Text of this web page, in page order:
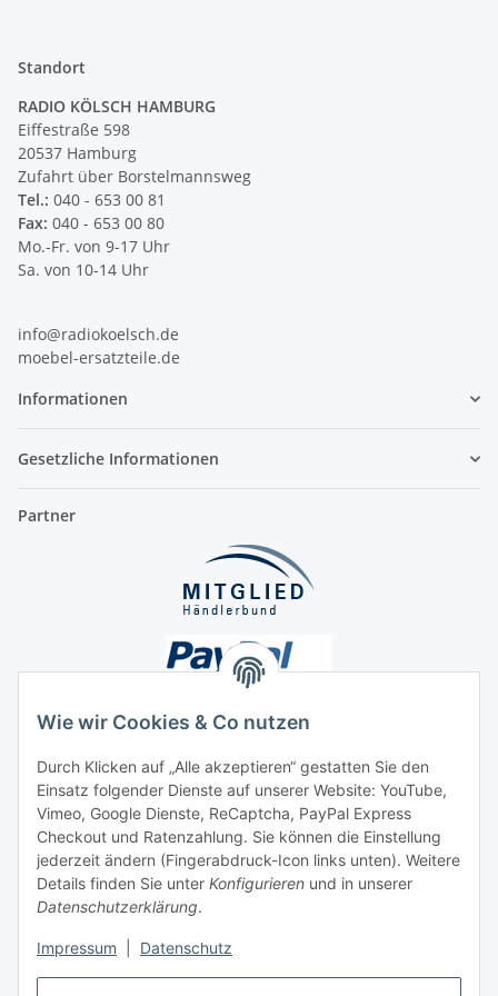
Wie wir Cookies & Co nutzen
Durch Klicken auf „Alle akzeptieren“ gestatten Sie den
Einsatz folgender Dienste auf unserer Website: YouTube,
Vimeo, Google Dienste, ReCaptcha, PayPal Express
Checkout und Ratenzahlung. Sie können die Einstellung
jederzeit ändern (Fingerabdruck-Icon links unten). Weitere
Details finden Sie unter Konfigurieren und in unserer
Datenschutzerklärung.
Impressum Datenschutz
Standort
RADIO KÖLSCH HAMBURG
Eiffestraße 598
20537 Hamburg
Zufahrt über Borstelmannsweg
Tel.: 040 - 653 00 81
Fax: 040 - 653 00 80
Mo.-Fr. von 9-17 Uhr
Sa. von 10-14 Uhr
info@radiokoelsch.de
moebel-ersatzteile.de
Informationen
Gesetzliche Informationen
Partner
Unsere Seiten
Social Media
Vertrag widerrufen